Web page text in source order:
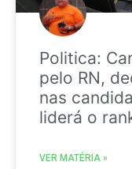
Politica:
pelo RN,
nas
liderá o
VER MATÉRIA »